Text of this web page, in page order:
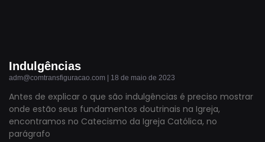
Indulgências
adm@comtransfiguracao.com 18 de maio de 2023
Antes de explicar o que são indulgências é preciso mostrar
onde estão seus fundamentos doutrinais na Igreja,
encontramos no Catecismo da Igreja Católica, no
parágrafo